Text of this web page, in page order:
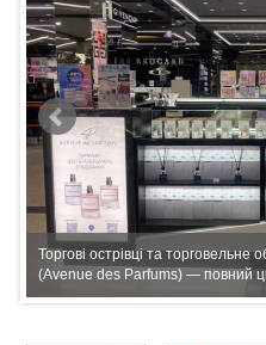
Торгові острівці та
(Avenue des Parfums) — повний